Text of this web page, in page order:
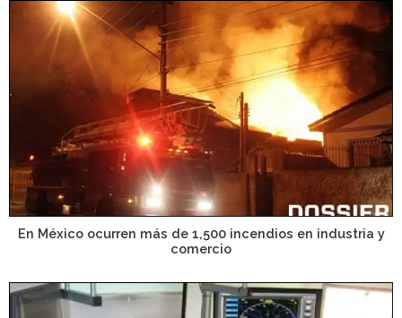
En México ocurren más de 1,500 incendios en industria y
comercio